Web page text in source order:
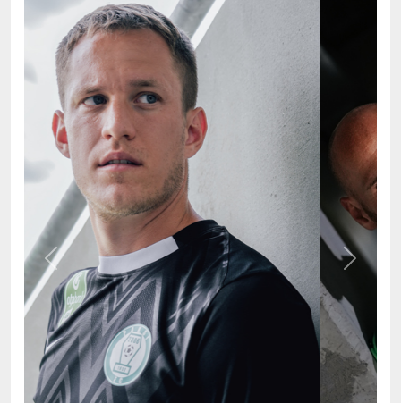
Previous Next